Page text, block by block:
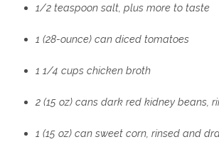
1/2 teaspoon salt, plus more to taste
1 (28-ounce) can diced tomatoes
1 1/4 cups chicken broth
2 (15 oz) cans dark red kidney beans,
1 (15 oz) can sweet corn, rinsed and